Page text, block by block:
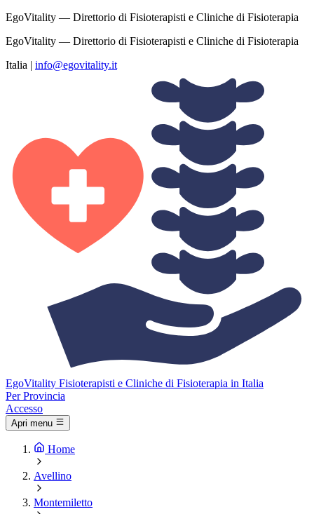
EgoVitality — Direttorio di Fisioterapisti e Cliniche di Fisioterapia
EgoVitality — Direttorio di Fisioterapisti e Cliniche di Fisioterapia
Italia | info@egovitality.it
EgoVitality Fisioterapisti e Cliniche di Fisioterapia in Italia
Per Provincia
Accesso
Apri menu
Home
Avellino
Montemiletto